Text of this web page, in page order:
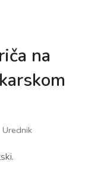
na
Urednik